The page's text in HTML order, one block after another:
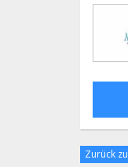
Zurück